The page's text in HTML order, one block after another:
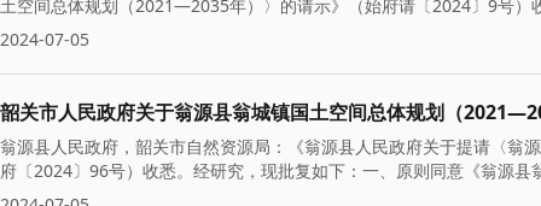
土空间总体规划（2021—2035年）〉的请示》（始府请〔2024〕9号）
2024-07-05
韶关市人民政府关于翁源县翁城镇国土空间总体规划（
翁源县人民政府，韶关市自然资源局：《翁源县人民政府关于提请〈
府〔2024〕96号）收悉。经研究，现批复如下：一、原则同意《翁源